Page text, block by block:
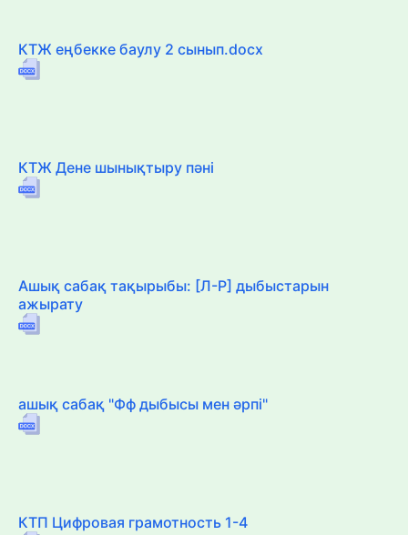
КТЖ еңбекке баулу 2 сынып.docx
КТЖ Дене шынықтыру пәні
Ашық сабақ тақырыбы: [Л-Р] дыбыстарын
ажырату
ашық сабақ "Фф дыбысы мен әрпі"
КТП Цифровая грамотность 1-4